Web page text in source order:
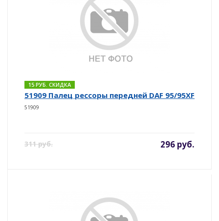
15 РУБ. СКИДКА
51909 Палец рессоры передней DAF 95/95XF
51909
311 руб. 296 руб.